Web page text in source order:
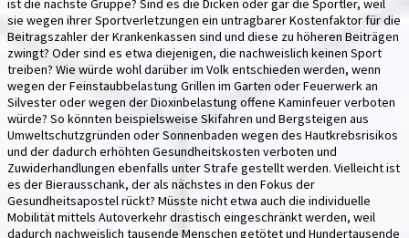
ist die nächste Gruppe? Sind es die Dicken oder gar die Sportler, weil
sie wegen ihrer Sportverletzungen ein untragbarer Kostenfaktor für die
Beitragszahler der Krankenkassen sind und diese zu höheren Beiträgen
zwingt? Oder sind es etwa diejenigen, die nachweislich keinen Sport
treiben? Wie würde wohl darüber im Volk entschieden werden, wenn
wegen der Feinstaubbelastung Grillen im Garten oder Feuerwerk an
Silvester oder wegen der Dioxinbelastung offene Kaminfeuer verboten
würde? So könnten beispielsweise Skifahren und Bergsteigen aus
Umweltschutzgründen oder Sonnenbaden wegen des Hautkrebsrisikos
und der dadurch erhöhten Gesundheitskosten verboten und
Zuwiderhandlungen ebenfalls unter Strafe gestellt werden. Vielleicht ist
es der Bierausschank, der als nächstes in den Fokus der
Gesundheitsapostel rückt? Müsste nicht etwa auch die individuelle
Mobilität mittels Autoverkehr drastisch eingeschränkt werden, weil
dadurch nachweislich tausende Menschen getötet und Hundertausende